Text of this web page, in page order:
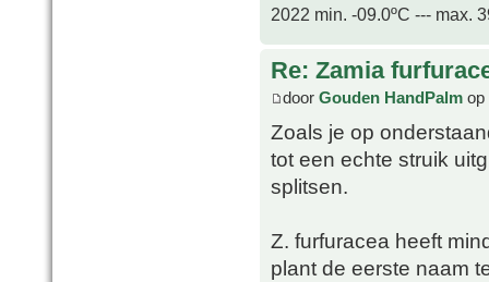
2022 min. -09.0ºC --- max.
Re: Zamia
door Gouden HandPalm op
Zoals je op
tot een echte struik
splitsen.
Z. furfuracea heeft
plant de eerste naam